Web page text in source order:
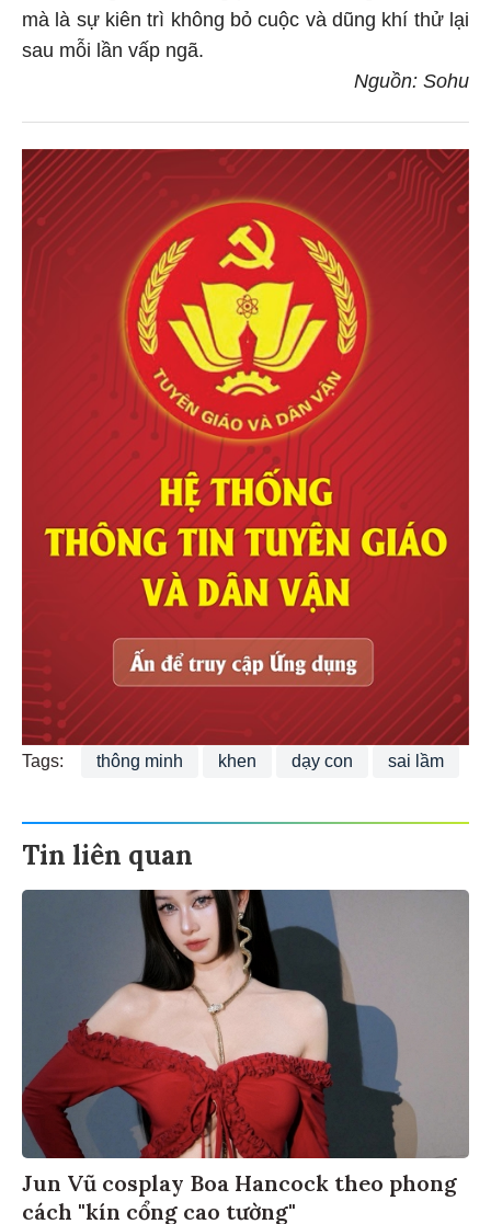
mà là sự kiên trì không bỏ cuộc và dũng khí thử lại
sau mỗi lần vấp ngã.
Nguồn: Sohu
Tags: thông minh khen dạy con sai lầm
Tin liên quan
Jun Vũ cosplay Boa Hancock theo phong
cách "kín cổng cao tường"